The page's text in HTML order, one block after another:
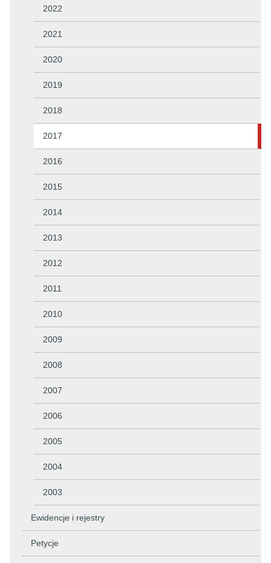
2022
2021
2020
2019
2018
2017
2016
2015
2014
2013
2012
2011
2010
2009
2008
2007
2006
2005
2004
2003
Ewidencje i rejestry
Petycje